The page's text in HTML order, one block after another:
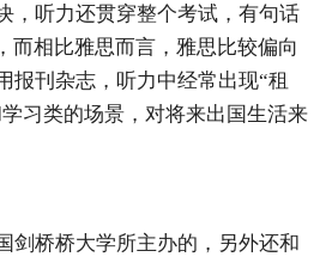
，听力还贯穿整个考试，有句话
而相比雅思而言，雅思比较偏向
报刊杂志，听力中经常出现“租
习类的场景，对将来出国生活来
剑桥桥大学所主办的，另外还和